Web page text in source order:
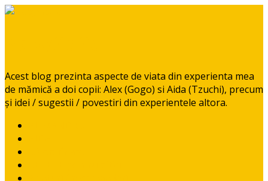
Acest blog prezinta aspecte de viata din experienta mea
de mămică a doi copii: Alex (Gogo) si Aida (Tzuchi), precum
și idei / sugestii / povestiri din experientele altora.